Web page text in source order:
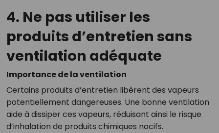
4. Ne pas utiliser les
produits d’entretien sans
ventilation adéquate
Importance de la ventilation
Certains produits d’entretien libèrent des vapeurs
potentiellement dangereuses. Une bonne ventilation
aide à dissiper ces vapeurs, réduisant ainsi le risque
d’inhalation de produits chimiques nocifs.